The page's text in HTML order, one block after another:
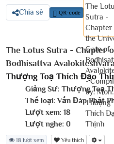
Chia sẻ QR-code
The Lotus Sutra - Chapter
Bodhisattva
Thượng Toạ Thích Đạo
Giảng Sư: Thượng Toạ
Thể loại: Vấn Đáp Phật
Lượt xem: 18
Lượt nghe: 0
18 lượt xem Yêu thích